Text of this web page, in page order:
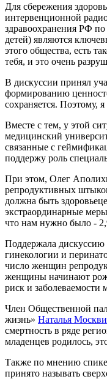
Для сбережения
интервенционной
здравоохранения РФ
детей) являются
этого общества, есть
тебя, и это очень
В дискуссии принял
формированию
сохраняется. Поэтому,
Вместе с тем, у этой
медицинский
связанные с
поддержу роль
При этом, Олег
репродуктивных
должна быть
экстраординарные
что нам нужно было -
Поддержала дискуссию
гинекологии и
число женщин
женщины начинают
риск и заболеваемости
Член Общественной
жизнь» Наталья
смертность в ряде
младенцев родилось,
Также по мнению
принято называть